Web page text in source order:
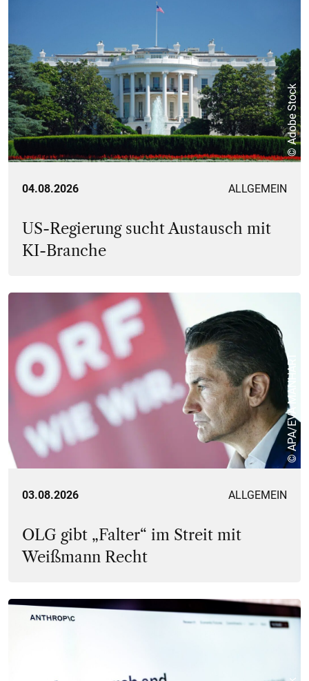
© Adobe Stock
04.08.2026 ALLGEMEIN
US-Regierung sucht Austausch mit
KI-Branche
© APA/EVA MANHART
03.08.2026 ALLGEMEIN
OLG gibt „Falter“ im Streit mit
Weißmann Recht